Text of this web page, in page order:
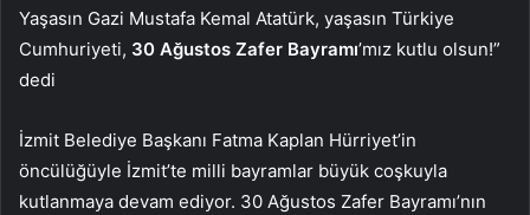
Yaşasın Gazi Mustafa Kemal Atatürk, yaşasın Türkiye
Cumhuriyeti, 30 Ağustos Zafer Bayramı’mız kutlu olsun!”
dedi
İzmit Belediye Başkanı Fatma Kaplan Hürriyet’in
öncülüğüyle İzmit’te milli bayramlar büyük coşkuyla
kutlanmaya devam ediyor. 30 Ağustos Zafer Bayramı’nın